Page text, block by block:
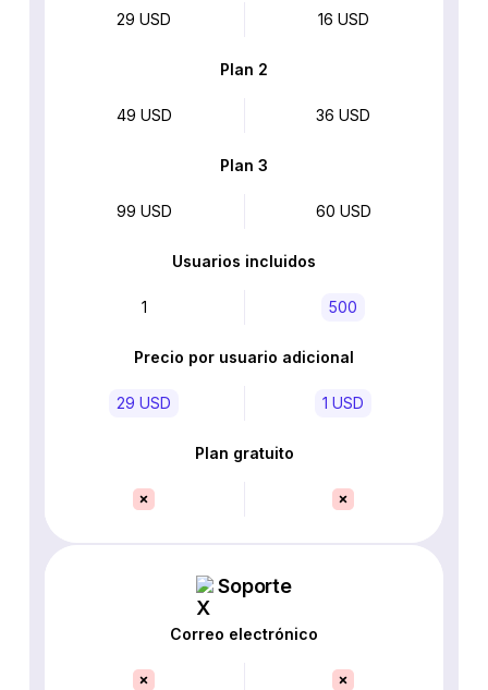
29 USD 16 USD
Plan 2
49 USD 36 USD
Plan 3
99 USD 60 USD
Usuarios incluidos
1 500
Precio por usuario adicional
29 USD 1 USD
Plan gratuito
Soporte
Correo electrónico